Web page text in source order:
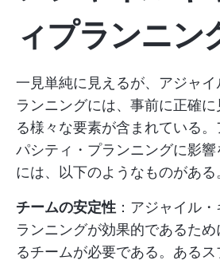
ィプランニン
一見単純に見えるが、アジャ
ランニングには、事前に正確
る様々な要素が含まれている
パシティ・プランニングに影
には、以下のようなものがある
チームの安定性 ：アジャイル
ランニングが効果的であるた
るチームが必要である。ある